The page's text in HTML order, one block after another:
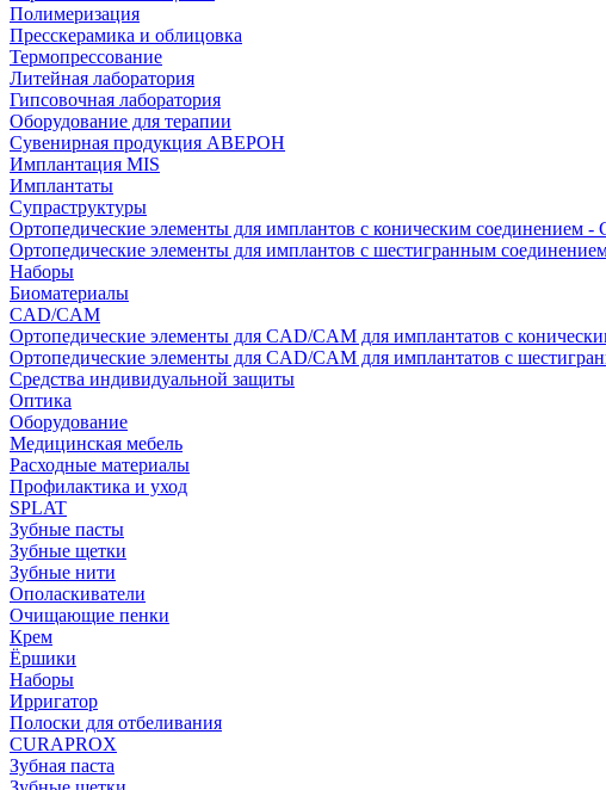
Полимеризация
Пресскерамика и облицовка
Термопрессование
Литейная лаборатория
Гипсовочная лаборатория
Оборудование для терапии
Сувенирная продукция АВЕРОН
Имплантация MIS
Имплантаты
Супраструктуры
Ортопедические элементы для имплантов с коническим соединением -
Ортопедические элементы для имплантов с шестигранным
Наборы
Биоматериалы
CAD/CAM
Ортопедические элементы для CAD/CAM для имплантатов с
Ортопедические элементы для CAD/CAM для имплантатов с
Средства индивидуальной защиты
Оптика
Оборудование
Медицинская мебель
Расходные материалы
Профилактика и уход
SPLAT
Зубные пасты
Зубные щетки
Зубные нити
Ополаскиватели
Очищающие пенки
Крем
Ёршики
Наборы
Ирригатор
Полоски для отбеливания
CURAPROX
Зубная паста